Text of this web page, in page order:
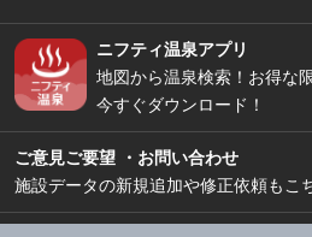
ニフティ温泉アプリ
地図から温泉検索！お得な
今すぐダウンロード！
ご意見ご要望 ・お問い合わせ
施設データの新規追加や修正依頼もこ